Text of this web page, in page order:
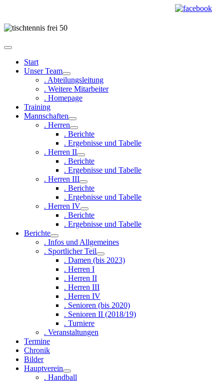
Start
Unser Team
. Abteilungsleitung
. Weitere Mitarbeiter
. Homepage
Training
Mannschaften
. Herren
. Berichte
. Ergebnisse und Tabelle
. Herren II
. Berichte
. Ergebnisse und Tabelle
. Herren III
. Berichte
. Ergebnisse und Tabelle
. Herren IV
. Berichte
. Ergebnisse und Tabelle
Berichte
. Infos und Allgemeines
. Sportlicher Teil
. Damen (bis 2023)
. Herren I
. Herren II
. Herren III
. Herren IV
. Senioren (bis 2020)
. Senioren II (2018/19)
. Turniere
. Veranstaltungen
Termine
Chronik
Bilder
Hauptverein
. Handball